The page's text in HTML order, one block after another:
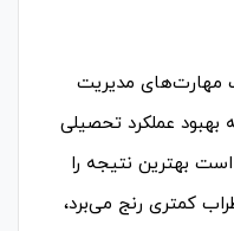
مدیریت
عملکرد تحصیلی
بهترین نتیجه را
کمتری رنج می‌برد،